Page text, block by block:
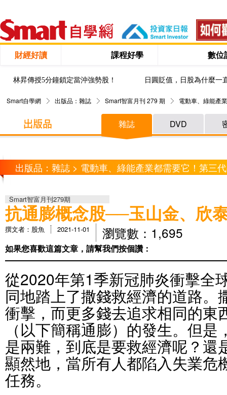
財經好讀 課程好學 數位
林昇傳授5分鐘鎖定當沖強勢股！ 日圓貶值，日股為什麼一
Smart自學網 出版品：雜誌 Smart智富月刊 279 期 電動車、綠能產
雜誌 DVD
出版品：雜誌 > 電動車、綠能產業都需要它！第三
Smart智富月刊279期
抗通膨概念股──玉山金、欣
撰文者：股魚 2021-11-01 瀏覽數：1,695
如果您喜歡這篇文章，請幫我們按個讚：
從2020年第1季新冠肺炎衝擊全
同地踏上了撒錢救經濟的道路。
衝擊，而更多錢去追求相同的東
（以下簡稱通膨）的發生。但
是兩難，到底是要救經濟呢？還
顯然地，當所有人都陷入失業危
任務。